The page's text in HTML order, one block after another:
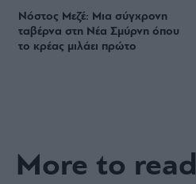
Νόστος Μεζέ: Μια σύγχρονη
ταβέρνα στη Νέα Σμύρνη όπου
το κρέας μιλάει πρώτο
More to read